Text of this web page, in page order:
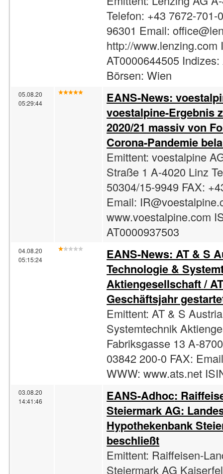
Telefon: +43 7672-701-
96301 Email:
http://www.lenzing.com
AT0000644505
Börsen: Wien
05.08.20
05:29:44
EANS-News:
voestalpine-Ergebnis
2020/21 massiv von
Corona-Pandemie
Emittent: voestalpine
Straße 1 A-4020 Linz
50304/15-9949 FAX:
Email:
www.voestalpine.com
AT0000937503
04.08.20
05:15:24
EANS-News: AT & S
Technologie &
Aktiengesellschaft /
Geschäftsjahr
Emittent: AT & S
Systemtechnik
Fabriksgasse 13 A-
03842 200-0 FAX:
WWW: www.ats.net
03.08.20
14:41:46
EANS-Adhoc:
Steiermark AG:
Hypothekenbank
beschließt
Emittent: Raiffeisen-
Steiermark AG